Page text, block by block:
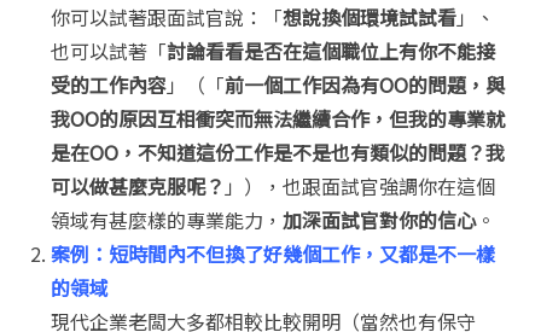
你可以試著跟面試官說：「想說換個環境試試看」、
也可以試著「討論看看是否在這個職位上有你不能接
受的工作內容」（「前一個工作因為有OO的問題，與
我OO的原因互相衝突而無法繼續合作，但我的專業就
是在OO，不知道這份工作是不是也有類似的問題？我
可以做甚麼克服呢？ 」），也跟面試官強調你在這個
領域有甚麼樣的專業能力，加深面試官對你的信心。
案例：短時間內不但換了好幾個工作，又都是不一樣
的領域
現代企業老闆大多都相較比較開明（當然也有保守